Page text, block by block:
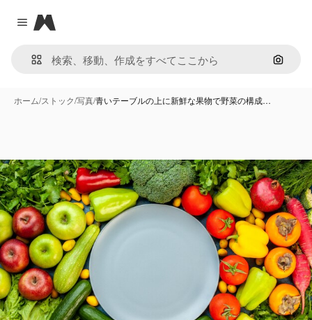
Close menu
Magnific
画像で
ホーム/ストック/写真/青いテーブルの上に新鮮な果物で野菜の構成…